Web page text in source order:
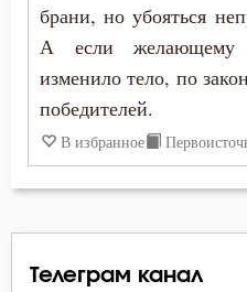
Воздаяние
Воздержание
Вознесение
брани, но убояться
А если желающему
изменило тело, по
победителей.
В избранное
Телеграм канал